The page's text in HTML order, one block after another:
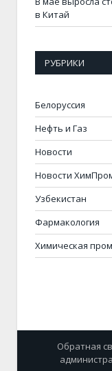
в Китай
РУБРИКИ
Белоруссия
Нефть и Газ
Новости
Новости
Узбекистан
Фармакология
Химическая
Обратная